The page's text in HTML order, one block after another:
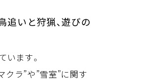
追いと狩猟、遊びの
います。
クラ”や”雪室”に関す